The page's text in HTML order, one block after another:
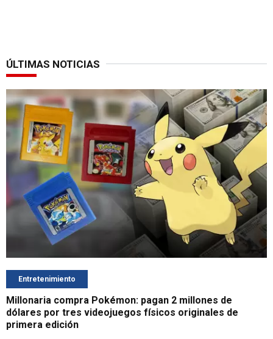
ÚLTIMAS NOTICIAS
Entretenimiento
Millonaria compra Pokémon: pagan 2 millones de
dólares por tres videojuegos físicos originales de
primera edición